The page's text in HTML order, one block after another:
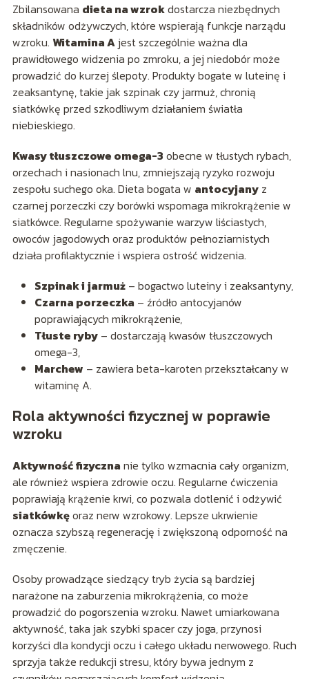
Zbilansowana dieta na wzrokdostarcza niezbędnych
składników odżywczych, które wspierają funkcje narządu
wzroku. Witamina Ajest szczególnie ważna dla
prawidłowego widzenia po zmroku, a jej niedobór może
prowadzić do kurzej ślepoty. Produkty bogate w luteinę i
zeaksantynę, takie jak szpinak czy jarmuż, chronią
siatkówkę przed szkodliwym działaniem światła
niebieskiego.
Kwasy tłuszczowe omega-3 obecne w tłustych rybach,
orzechach i nasionach lnu, zmniejszają ryzyko rozwoju
zespołu suchego oka. Dieta bogata w antocyjanyz
czarnej porzeczki czy borówki wspomaga mikrokrążenie w
siatkówce. Regularne spożywanie warzyw liściastych,
owoców jagodowych oraz produktów pełnoziarnistych
działa profilaktycznie i wspiera ostrość widzenia.
Szpinak i jarmuż– bogactwo luteiny i zeaksantyny,
Czarna porzeczka – źródło antocyjanów
poprawiających mikrokrążenie,
Tłuste ryby– dostarczają kwasów tłuszczowych
omega-3,
Marchew – zawiera beta-karoten przekształcany w
witaminę A.
Rola aktywności fizycznej w poprawie
wzroku
Aktywność fizyczna nie tylko wzmacnia cały organizm,
ale również wspiera zdrowie oczu. Regularne ćwiczenia
poprawiają krążenie krwi, co pozwala dotlenić i odżywić
siatkówkęoraz nerw wzrokowy. Lepsze ukrwienie
oznacza szybszą regenerację i zwiększoną odporność na
zmęczenie.
Osoby prowadzące siedzący tryb życia są bardziej
narażone na zaburzenia mikrokrążenia, co może
prowadzić do pogorszenia wzroku. Nawet umiarkowana
aktywność, taka jak szybki spacer czy joga, przynosi
korzyści dla kondycji oczu i całego układu nerwowego. Ruch
sprzyja także redukcji stresu, który bywa jednym z